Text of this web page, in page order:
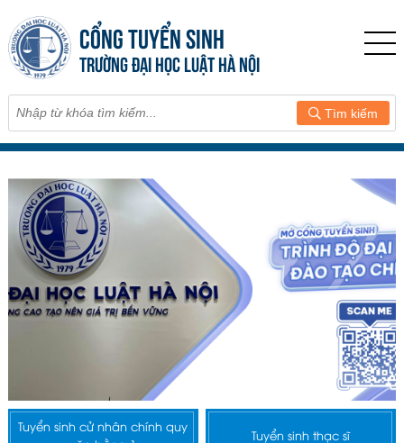
CỔNG TUYỂN SINH
TRƯỜNG ĐẠI HỌC LUẬT HÀ NỘI
Tìm kiếm
Tuyển sinh cử nhân chính quy
Tuyển sinh thạc sĩ